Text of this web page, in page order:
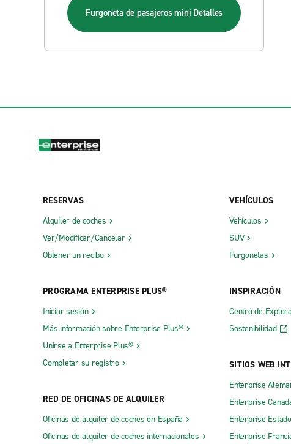
Furgoneta de pasajeros mini Detalles
RESERVAS
Alquiler de coches
Ver/Modificar/Cancelar
Obtener un recibo
PROGRAMA ENTERPRISE PLUS®
Iniciar sesión
Más información sobre Enterprise Plus®
Unirse a Enterprise Plus®
Completar su registro
RED DE OFICINAS DE ALQUILER
Oficinas de alquiler de coches en España
Oficinas de alquiler de coches internacionales
VEHÍCULOS
Vehículos
SUV
Furgonetas
INSPIRACIÓN
Centro de
Sostenibilidad
SITIOS WEB
Enterprise
Enterprise
Enterprise
Enterprise